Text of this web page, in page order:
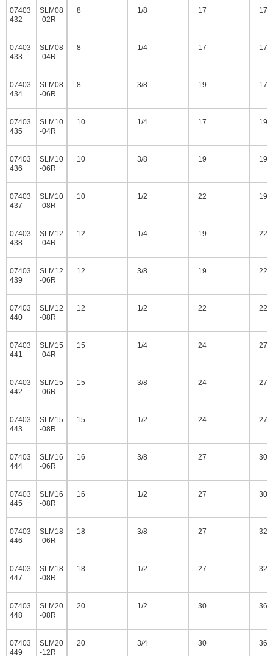
07403
432
SLM08
-02R
07403
433
SLM08
-04R
07403
434
SLM08
-06R
07403
435
SLM10
-04R
07403
436
SLM10
-06R
07403
437
SLM10
-08R
07403
438
SLM12
-04R
07403
439
SLM12
-06R
07403
440
SLM12
-08R
07403
441
SLM15
-04R
07403
442
SLM15
-06R
07403
443
SLM15
-08R
07403
444
SLM16
-06R
07403
445
SLM16
-08R
07403
446
SLM18
-06R
07403
447
SLM18
-08R
07403
448
SLM20
-08R
07403
449
SLM20
-12R
8 1/8 17 17
8 1/4 17 17
8 3/8 19 17
10 1/4 17 19
10 3/8 19 19
10 1/2 22 19
12 1/4 19 22
12 3/8 19 22
12 1/2 22 22
15 1/4 24 27
15 3/8 24 27
15 1/2 24 27
16 3/8 27 30
16 1/2 27 30
18 3/8 27 32
18 1/2 27 32
20 1/2 30 36
20 3/4 30 36